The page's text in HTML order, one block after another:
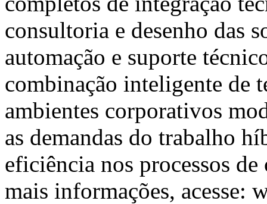
consultoria e desenho das
automação e suporte
combinação inteligente de
ambientes corporativos
as demandas do trabalho
eficiência nos processos
mais informações, acesse: